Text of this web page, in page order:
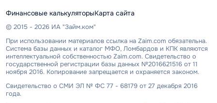
Финансовые калькуляторыКарта сайта
© 2015 - 2026 ИА "Займ.ком"
При использовании материалов ссылка на Zaim.com обязательна.
Система базы данных и каталог МФО, Ломбардов и КПК являются
интеллектуальной собственностью Zaim.com. Свидетельство о
государственной регистрации базы данных №2016621516 от 11
ноября 2016. Копирование запрещается и охраняется законом.
Свидетельство о СМИ ЭЛ № ФС 77 - 68179 от 27 декабря 2016
года.